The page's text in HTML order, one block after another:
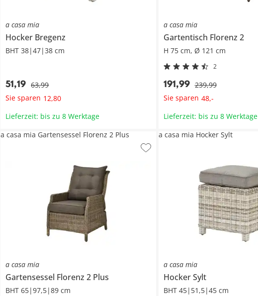
a casa mia
Hocker Bregenz
BHT 38|47|38 cm
51,19 63,99
Sie sparen 12,80
Lieferzeit: bis zu 8 Werktage
a casa mia
Gartentisch Florenz 2
H 75 cm, Ø 121 cm
2
191,99 239,99
Sie sparen 48,-
Lieferzeit: bis zu 8 Werktage
a casa mia
Gartensessel Florenz 2 Plus
BHT 65|97,5|89 cm
a casa mia Gartensessel Florenz 2 Plus
a casa mia
HockerSylt
BHT 45|51,5|45 cm
a casa mia Hocker Sylt